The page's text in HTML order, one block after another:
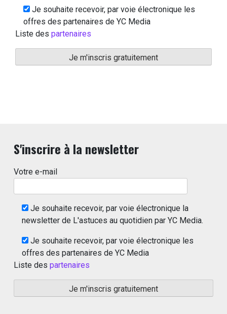
Je souhaite recevoir, par voie électronique les
offres des partenaires de YC Media
Liste des partenaires
S'inscrire à la newsletter
Votre e-mail
Je souhaite recevoir, par voie électronique la
newsletter de L'astuces au quotidien par YC Media.
Je souhaite recevoir, par voie électronique les
offres des partenaires de YC Media
Liste des partenaires